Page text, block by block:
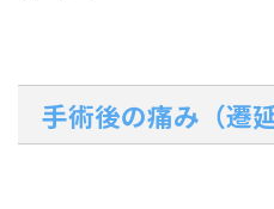
手術後の痛み（遷